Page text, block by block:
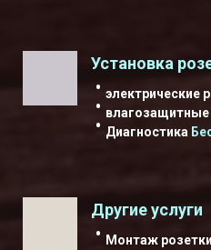
Установка
электрические
влагозащитные
Диагностика
Другие услуги
Монтаж